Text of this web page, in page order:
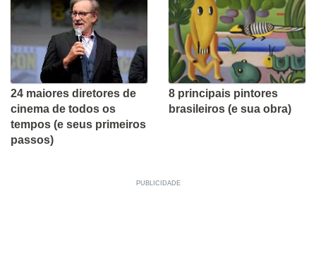
24 maiores diretores de
cinema de todos os
tempos (e seus primeiros
passos)
8 principais pintores
brasileiros (e sua obra)